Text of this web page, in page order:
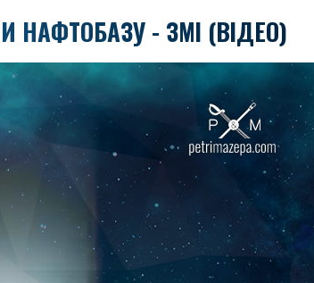
НАФТОБАЗУ - ЗМІ (ВІДЕО)